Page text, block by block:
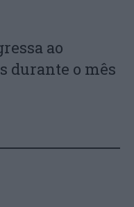
ao
durante o mês